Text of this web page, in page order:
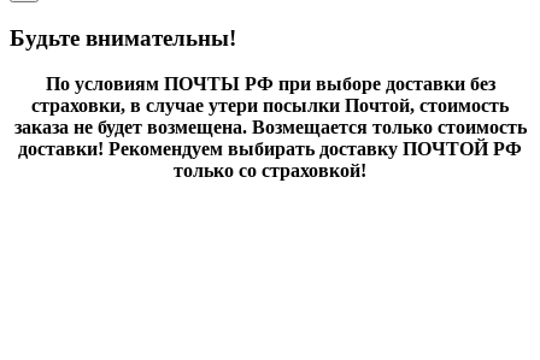
Будьте внимательны!
По условиям ПОЧТЫ РФ при выборе доставки без
страховки, в случае утери посылки Почтой, стоимость
заказа не будет возмещена. Возмещается только стоимость
доставки! Рекомендуем выбирать доставку ПОЧТОЙ РФ
только со страховкой!